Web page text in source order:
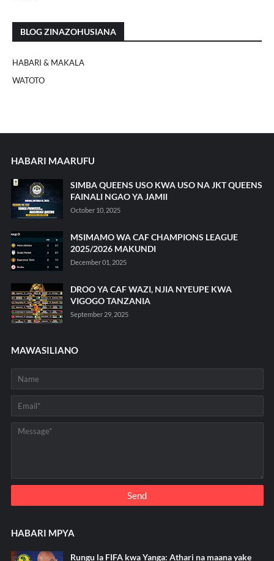
BLOG ZINAZOHUSIANA
HABARI & MAKALA
WATOTO
HABARI MAARUFU
SIMBA QUEENS USO KWA USO NA JKT QUEENS
FAINALI NGAO YA JAMII
October 10, 2025
MSIMAMO WA CAF CHAMPIONS LEAGUE
2025/2026 MAKUNDI
December 01, 2025
DROO YA CAF WAZI, NJIA NYEUPE KWA
VIGOGO TANZANIA
September 29, 2025
MAWASILIANO
HABARI MPYA
Rungu la FIFA kwa Yanga: Athari na maana yake